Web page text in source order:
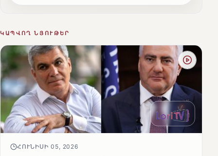
ԿԱՊՎՈՂ ՆՅՈՒԹԵՐ
ՀՈՒՆԻՍԻ 05, 2026